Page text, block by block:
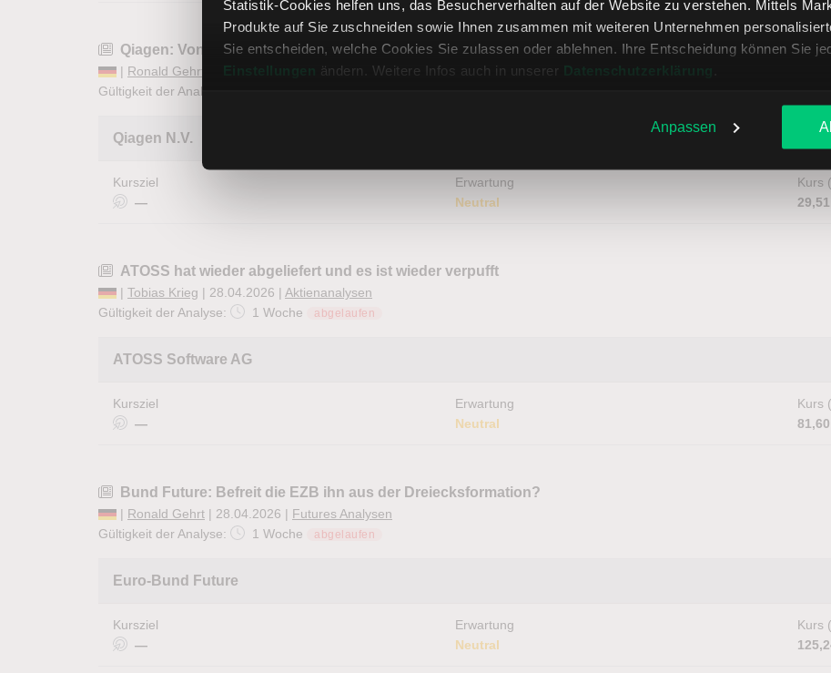
Statistik-Cookies helfen uns, das Besucherverhalten auf der Website zu verstehen. Mittels
Produkte auf Sie zuschneiden sowie Ihnen zusammen mit weiteren Unternehmen
Sie entscheiden, welche Cookies Sie zulassen oder ablehnen. Ihre Entscheidung können Sie
Einstellungen
ändern. Weitere Infos auch in unserer Datenschutzerklärung
Anpassen
Qiagen: Von der Übertreibung direkt in eine Untertreibung gelaufen?
| Ronald Gehrt | 29.04.2026 |
Aktienanalysen
Gültigkeit der Analyse:
Qiagen N.V.
Kursziel
—
Erwartung
Neutral
Kurs
ATOSS hat wieder abgeliefert und es ist wieder verpufft
| Tobias Krieg | 28.04.2026 | Aktienanalysen
Gültigkeit der Analyse:
1 Woche abgelaufen
ATOSS Software AG
Kursziel
—
Erwartung
Neutral
Kurs
Bund Future: Befreit die EZB ihn aus der Dreiecksformation?
| Ronald Gehrt | 28.04.2026 | Futures Analysen
Gültigkeit der Analyse:
1 Woche abgelaufen
Euro-Bund Future
Kursziel
—
Erwartung
Neutral
Kurs